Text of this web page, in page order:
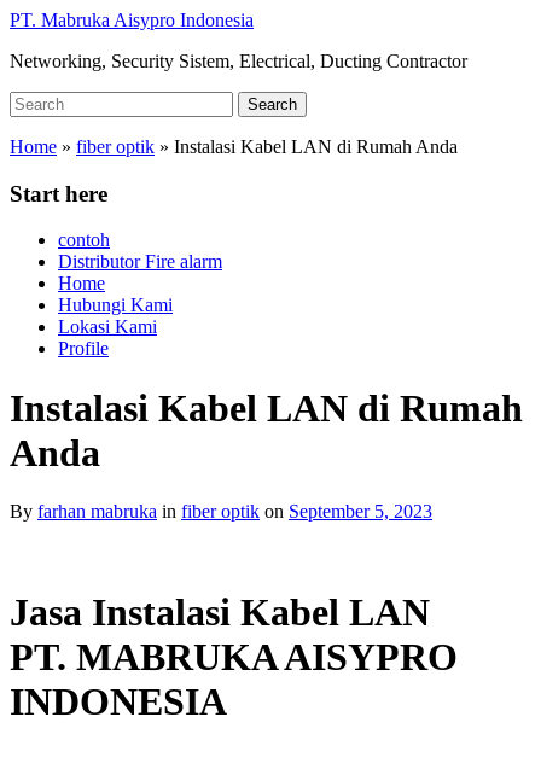
Skip
main
PT. Mabruka Aisypro Indonesia
Networking, Security Sistem, Electrical, Ducting Contractor
Search
for:
Search
Home » fiber optik » Instalasi Kabel LAN di Rumah Anda
Start here
contoh
Distributor Fire alarm
Home
Hubungi Kami
Lokasi Kami
Profile
Instalasi Kabel LAN di Rumah
Anda
By farhan mabruka in fiber optik on September 5, 2023
Jasa Instalasi Kabel LAN
PT. MABRUKA AISYPRO
INDONESIA